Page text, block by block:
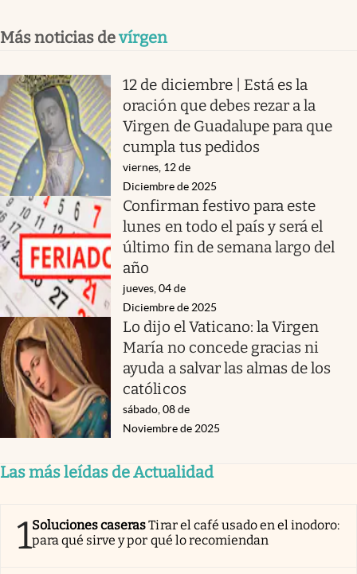
Más noticias devírgen
12 de diciembre | Está es la
oración que debes rezar a la
Virgen de Guadalupe para que
cumpla tus pedidos
viernes, 12 de
Diciembre de 2025
Confirman festivo para este
lunes en todo el país y será el
último fin de semana largo del
año
jueves, 04 de
Diciembre de 2025
Lo dijo el Vaticano: la Virgen
María no concede gracias ni
ayuda a salvar las almas de los
católicos
sábado, 08 de
Noviembre de 2025
Las más leídas de Actualidad
1Soluciones caserasTirar el café usado en el inodoro:
para qué sirve y por qué lo recomiendan